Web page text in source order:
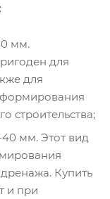
мм.
для
для
строительства;
мм. Этот вид
Купить
и при